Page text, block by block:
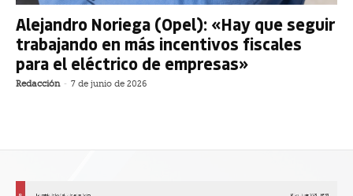
Alejandro Noriega (Opel): «Hay que seguir
trabajando en más incentivos fiscales
para el eléctrico de empresas»
Redacción - 7 de junio de 2026